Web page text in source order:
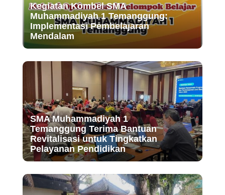
Kegiatan Kombel SMA
Muhammadiyah 1 Temanggung:
Implementasi Pembelajaran
Mendalam
SMA Muhammadiyah 1
Temanggung Terima Bantuan
Revitalisasi untuk Tingkatkan
Pelayanan Pendidikan